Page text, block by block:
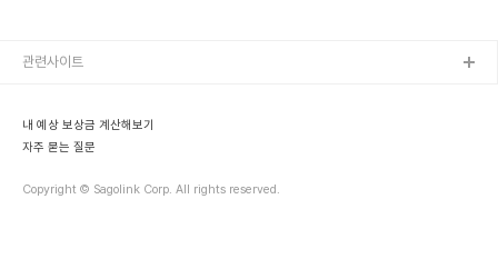
는 활기찬 에너지! 저희 부스도 라이더님들을 맞이할 준비를 완벽하게
정말 감회가 새로웠어요...
내 예상 보상금 계산해보기
자주 묻는 질문
Copyright © Sagolink Corp. All rights reserved.
관련사이트